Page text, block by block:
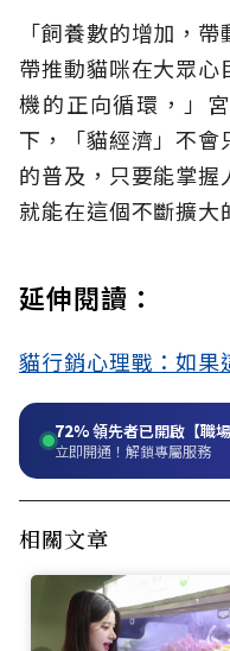
「飼養數的增加，
帶推動貓咪在大眾
機的正向循環，」
下，「貓經濟」不會
的普及，只要能掌握
就能在這個不斷擴大
延伸閱讀：
貓行銷心理戰：如果
72%領先者已開啟【職場
立即開通！解鎖專屬服務
相關文章